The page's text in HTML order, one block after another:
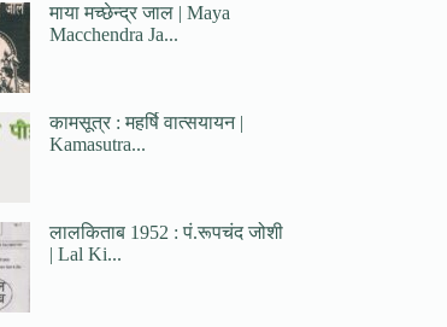
माया मच्छेन्द्र जाल | Maya
Macchendra Ja...
कामसूत्र : महर्षि वात्सयायन |
Kamasutra...
लालकिताब 1952 : पं.रूपचंद जोशी
| Lal Ki...